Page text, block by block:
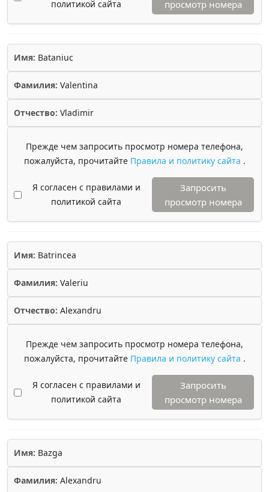
политикой сайта
просмотр номера
Имя: Bataniuc
Фамилия: Valentina
Отчество: Vladimir
Прежде чем запросить просмотр номера телефона,
пожалуйста, прочитайте Правила и политику сайта .
Я согласен с правилами и
политикой сайта
Запросить
просмотр номера
Имя: Batrincea
Фамилия: Valeriu
Отчество: Alexandru
Прежде чем запросить просмотр номера телефона,
пожалуйста, прочитайте Правила и политику сайта .
Я согласен с правилами и
политикой сайта
Запросить
просмотр номера
Имя: Bazga
Фамилия: Alexandru